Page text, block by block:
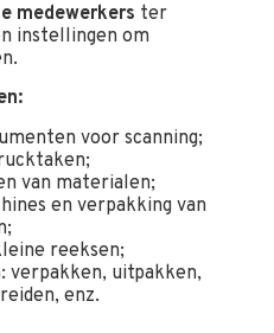
medewerkers ter
instellingen om
voor scanning;
van materialen;
en verpakking van
reeksen;
verpakken, uitpakken,
enz.